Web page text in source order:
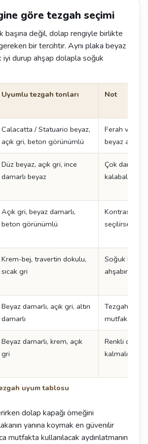
göre tezgah seçimi
başına değil, dolap rengiyle birlikte
bir tercihtir. Aynı plaka beyaz
durup ahşap dolapla soğuk
uyum tablosu
Uyumlu tezgah tonları Not
Calacatta / Statuario beyaz,
açık gri, beton görünümlü
Ferah ve
beyaz adada
Düz beyaz, açık gri, ince
damarlı beyaz
Çok damarlı
kalabalık
Açık gri, beyaz damarlı,
beton görünümlü
Kontrast
seçilirse
Krem-bej, travertin dokulu,
sıcak gri
Soğuk
ahşabın
Beyaz damarlı, açık gri, altın
damarlı
Tezgah açık
mutfak daha
Beyaz damarlı, krem, açık
gri
Renkli
kalmalı
dolap kapağı örneğini
yanına koymak en güvenilir
mutfakta kullanılacak aydınlatmanın